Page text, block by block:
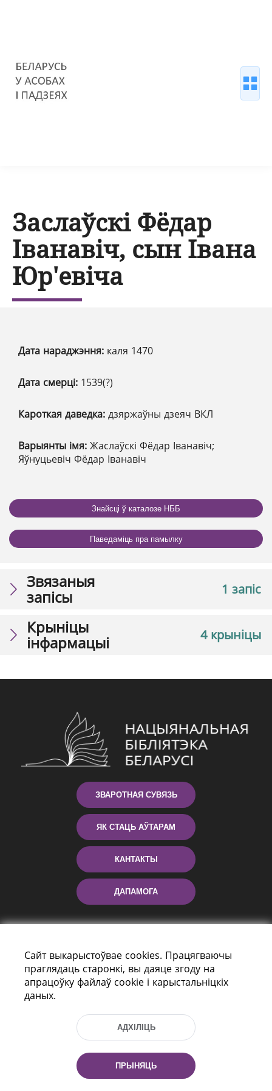
Заслаўскі Фёдар
Іванавіч, сын Івана
Юр'евіча
Дата нараджэння: каля 1470
Дата смерці: 1539(?)
Кароткая даведка: дзяржаўны дзеяч ВКЛ
Варыянты імя: Жаслаўскі Фёдар Іванавіч;
Яўнуцьевіч Фёдар Іванавіч
Знайсці ў каталозе НББ
Паведаміць пра памылку
1 запіс
Звязаныя
запісы
4 крыніцы
Крыніцы
інфармацыі
ЗВАРОТНАЯ СУВЯЗЬ
ЯК СТАЦЬ АЎТАРАМ
КАНТАКТЫ
ДАПАМОГА
г. Мiнск, Рэспубліка Беларусь, 220114
Тэл.: (+375 17) 368 37 37, Факс: (+375 17)
Эл. пошта: inbox@nlb.by
Сайт выкарыстоўвае cookies. Працягваючы
праглядаць старонкі, вы даяце згоду на
апрацоўку файлаў cookie і карыстальніцкіх
даных.
АДХІЛІЦЬ
ПРЫНЯЦЬ